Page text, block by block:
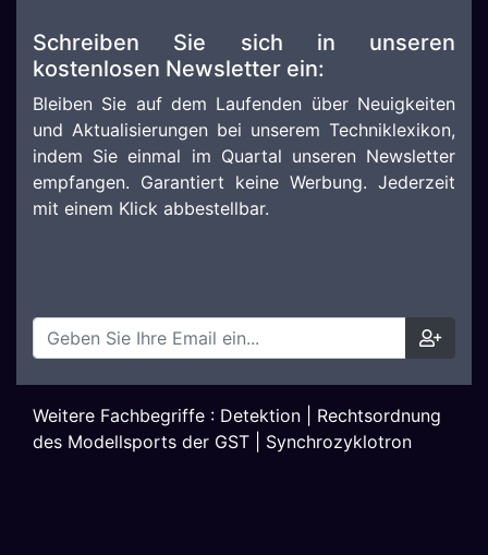
Schreiben Sie sich in unseren
kostenlosen Newsletter ein:
Bleiben Sie auf dem Laufenden über Neuigkeiten
und Aktualisierungen bei unserem Techniklexikon,
indem Sie einmal im Quartal unseren Newsletter
empfangen. Garantiert keine Werbung. Jederzeit
mit einem Klick abbestellbar.
Weitere Fachbegriffe : Detektion
Rechtsordnung
des Modellsports der GST
Synchrozyklotron